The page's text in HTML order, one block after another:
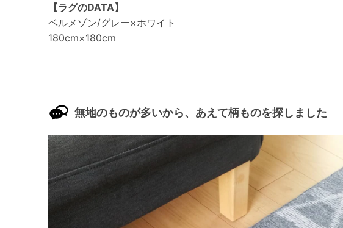
【ラグのDATA】
ベルメゾン/グレー×ホワイト
180cm×180cm
無地のものが多いから、あえて柄ものを探しました